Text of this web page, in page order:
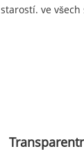
starostí. ve všech